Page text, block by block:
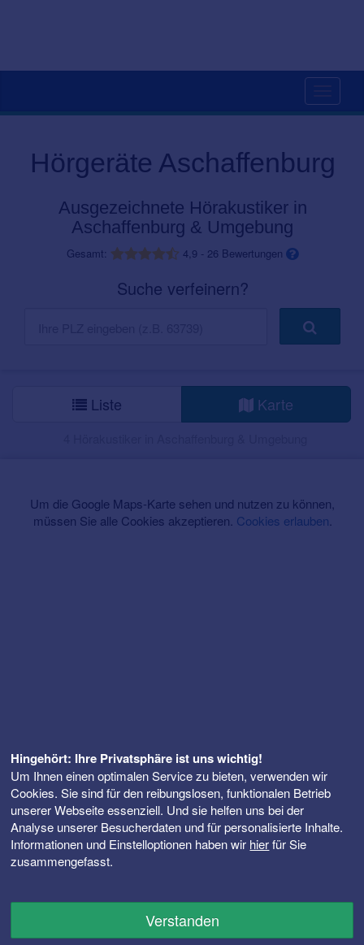
Hörgeräte Aschaffenburg
Ausgezeichnete Hörakustiker in
Aschaffenburg & Umgebung
Gesamt: 4,9 - 26 Bewertungen
Suche verfeinern?
Liste Karte
Um die Google Maps-Karte sehen und nutzen zu können,
müssen Sie alle Cookies akzeptieren. Cookies erlauben.
Hingehört: Ihre Privatsphäre ist uns wichtig!
Um Ihnen einen optimalen Service zu bieten, verwenden wir
Cookies. Sie sind für den reibungslosen, funktionalen Betrieb
unserer Webseite essenziell. Und sie helfen uns bei der
Analyse unserer Besucherdaten und für personalisierte Inhalte.
Informationen und Einstelloptionen haben wir hierfür Sie
zusammengefasst.
Verstanden